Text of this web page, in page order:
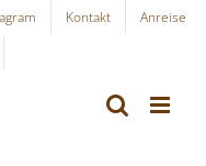
Kontakt
Anreise